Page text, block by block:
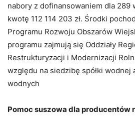
nabory z dofinansowaniem dla 289
kwotę 112 114 203 zł. Środki
Programu Rozwoju Obszarów
programu zajmują się Oddziały
Restrukturyzacji i Modernizacji
względu na siedzibę spółki wodnej
wodnych
Pomoc suszowa dla producentów